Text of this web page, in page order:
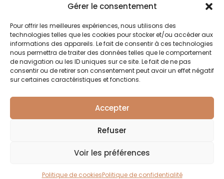
Gérer le consentement
Pour offrir les meilleures expériences, nous utilisons des
technologies telles que les cookies pour stocker et/ou accéder aux
informations des appareils. Le fait de consentir à ces technologies
nous permettra de traiter des données telles que le comportement
de navigation ou les ID uniques sur ce site. Le fait de ne pas
consentir ou de retirer son consentement peut avoir un effet négatif
sur certaines caractéristiques et fonctions.
Accepter
Refuser
Voir les préférences
Politique de cookiesPolitique de confidentialité
SUIVEZ-MOI
Quai Marcellis 10, 4020 Liège - BE0 794.477.312
Politique de confidentialité